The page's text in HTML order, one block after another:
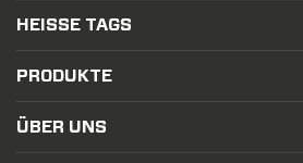
HEISSE TAGS
PRODUKTE
ÜBER UNS